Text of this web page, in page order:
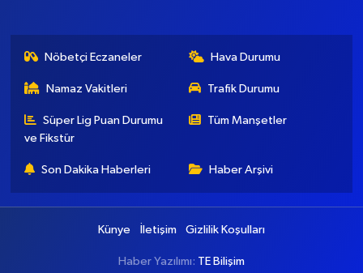
Nöbetçi Eczaneler Hava Durumu
Namaz Vakitleri Trafik Durumu
Süper Lig Puan Durumu
ve Fikstür
Tüm Manşetler
Son Dakika Haberleri Haber Arşivi
Künye İletişim Gizlilik Koşulları
Haber Yazılımı: TE Bilişim